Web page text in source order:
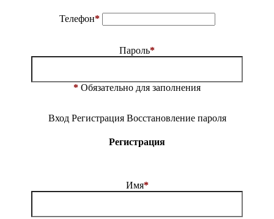
Телефон*
Пароль*
* Обязательно для заполнения
Вход Регистрация Восстановление пароля
Регистрация
Имя*